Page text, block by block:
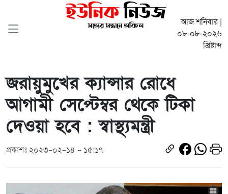
আজ শনিবার |
০৮-০৮-২০২৬
খ্রিষ্টাব্দ
জরায়ুমুখের ক্যান্সার রোধে
আগামী সেপ্টেম্বর থেকে টিকা
দেওয়া হবে : স্বাস্থ্যমন্ত্রী
প্রকাশঃ ২০২৩-০২-১৪ - ১৫:১৭